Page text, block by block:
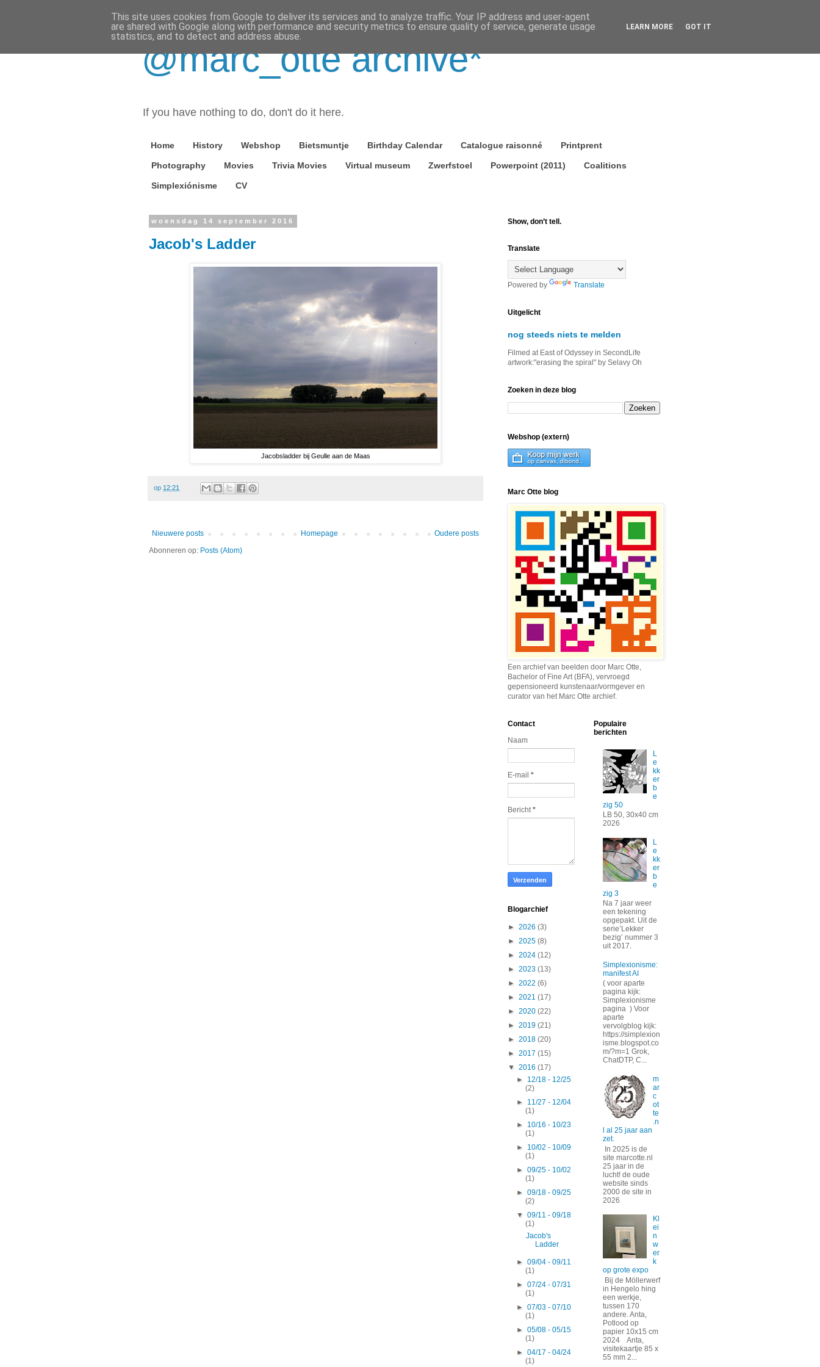
@marc_otte archive*
If you have nothing to do, don't do it here.
Home History Webshop Bietsmuntje Birthday Calendar Catalogue raisonné Printprent
Photography Movies Trivia Movies Virtual museum Zwerfstoel Powerpoint (2011) Coalitions
Simplexiónisme CV
woensdag 14 september 2016
Jacob's Ladder
Jacobsladder bij Geulle aan de Maas
op 12:21
Nieuwere posts Oudere posts
Homepage
Abonneren op: Posts (Atom)
Show, don’t tell.
Translate
Powered by Translate
Uitgelicht
nog steeds niets te melden
Filmed at East of Odyssey in SecondLife
artwork:"erasing the spiral" by Selavy Oh
Zoeken in deze blog
Webshop (extern)
Marc Otte blog
Een archief van beelden door Marc Otte,
Bachelor of Fine Art (BFA), vervroegd
gepensioneerd kunstenaar/vormgever en
curator van het Marc Otte archief.
Contact
Naam
E-mail *
Bericht*
Blogarchief
► 2026 (3)
► 2025 (8)
► 2024 (12)
► 2023 (13)
► 2022 (6)
► 2021 (17)
► 2020 (22)
► 2019 (21)
► 2018 (20)
► 2017 (15)
▼ 2016 (17)
► 12/18 - 12/25
(2)
► 11/27 - 12/04
(1)
► 10/16 - 10/23
(1)
► 10/02 - 10/09
(1)
►09/25 - 10/02
(1)
►09/18 - 09/25
(2)
▼09/11 - 09/18
(1)
Jacob's
Ladder
►09/04 - 09/11
(1)
►07/24 - 07/31
(1)
►07/03 - 07/10
(1)
►05/08 - 05/15
(1)
►04/17 - 04/24
(1)
Populaire
berichten
L
e
kk
er
b
e
zig 50
LB 50, 30x40 cm
2026
L
e
kk
er
b
e
zig 3
Na 7 jaar weer
een tekening
opgepakt. Uit de
serie’Lekker
bezig’ nummer 3
uit 2017.
Simplexionisme:
manifest AI
( voor aparte
pagina kijk:
Simplexionisme
pagina ) Voor
aparte
vervolgblog kijk:
https://simplexion
isme.blogspot.co
m/?m=1 Grok,
ChatDTP, C...
m
ar
c
ot
te
.n
l al 25 jaar aan
zet.
In 2025 is de
site marcotte.nl
25 jaar in de
lucht! de oude
website sinds
2000 de site in
2026
Kl
ei
n
w
er
k
op grote expo
Bij de Möllerwerf
in Hengelo hing
een werkje,
tussen 170
andere. Anta,
Potlood op
papier 10x15 cm
2024 Anta,
visitekaartje 85 x
55 mm 2...
This site uses cookies from Google to deliver its services and to analyze traffic. Your IP address and user-agent
are shared with Google along with performance and security metrics to ensure quality of service, generate usage
statistics, and to detect and address abuse.
LEARN MORE GOT IT